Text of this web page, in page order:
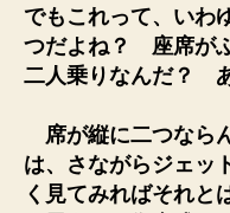
でもこれって、いわ
つだよね？ 座席が
二人乗りなんだ？
席が縦に二つなら
は、さながらジェッ
く見てみればそれと